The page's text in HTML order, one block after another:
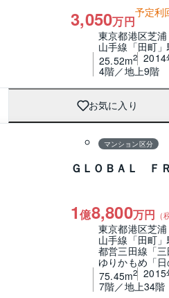
3,050万円
予定利
東京都港区芝
山手線「田町
25.52m2 2014
4階／地上9階
お気に入り
マンション区分
ＧＬＯＢＡＬ Ｆ
1億8,800万円 （
東京都港区芝
山手線「田町
都営三田線「
ゆりかもめ「
75.45m2 2015
7階／地上34階